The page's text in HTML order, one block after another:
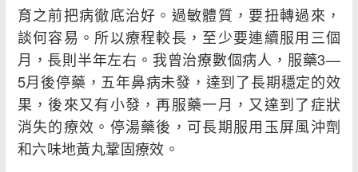
育之前把病徹底治好。過敏體質，要扭轉過來，
談何容易。所以療程較長，至少要連續服用三個
月，長則半年左右。我曾治療數個病人，服藥3—
5月後停藥，五年鼻病未發，達到了長期穩定的效
果，後來又有小發，再服藥一月，又達到了症狀
消失的療效。停湯藥後，可長期服用玉屏風沖劑
和六味地黃丸鞏固療效。